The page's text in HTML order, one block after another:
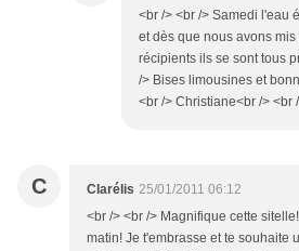
<br /> <br /> Samedi l'eau
et dès que nous avons
récipients ils se sont tous
/> Bises limousines et
<br /> Christiane<br /> <br
C Clarélis 25/01/2011 06:12
<br /> <br /> Magnifique cette
matin! Je t'embrasse et te souhaite